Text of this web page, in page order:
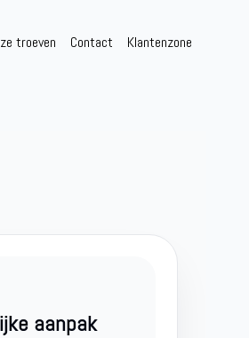
troeven Contact Klantenzone
aanpak